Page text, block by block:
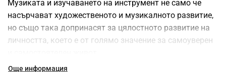
Музиката и изучаването на инструмент не само че
насърчават художественото и музикалното развитие,
но също така допринасят за цялостното развитие на
личността, което е от голямо значение за самоуверен
Урокът по музика може да има множество
Още информация